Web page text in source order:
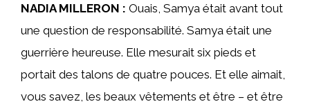
NADIA MILLERON : Ouais, Samya était avant tout
une question de responsabilité. Samya était une
guerrière heureuse. Elle mesurait six pieds et
portait des talons de quatre pouces. Et elle aimait,
vous savez, les beaux vêtements et être – et être